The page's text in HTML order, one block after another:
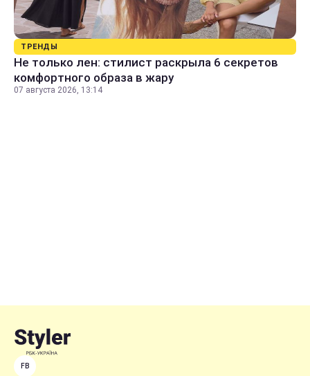
ТРЕНДЫ
Не только лен: стилист раскрыла 6 секретов
комфортного образа в жару
07 августа 2026, 13:14
FB